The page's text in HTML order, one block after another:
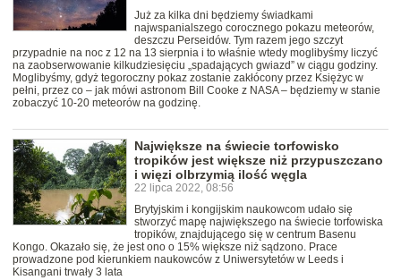
Już za kilka dni będziemy świadkami
najwspanialszego corocznego pokazu meteorów,
deszczu Perseidów. Tym razem jego szczyt
przypadnie na noc z 12 na 13 sierpnia i to właśnie wtedy moglibyśmy liczyć
na zaobserwowanie kilkudziesięciu „spadających gwiazd” w ciągu godziny.
Moglibyśmy, gdyż tegoroczny pokaz zostanie zakłócony przez Księżyc w
pełni, przez co – jak mówi astronom Bill Cooke z NASA – będziemy w stanie
zobaczyć 10-20 meteorów na godzinę.
Największe na świecie torfowisko
tropików jest większe niż przypuszczano
i więzi olbrzymią ilość węgla
22 lipca 2022, 08:56
Brytyjskim i kongijskim naukowcom udało się
stworzyć mapę największego na świecie torfowiska
tropików, znajdującego się w centrum Basenu
Kongo. Okazało się, że jest ono o 15% większe niż sądzono. Prace
prowadzone pod kierunkiem naukowców z Uniwersytetów w Leeds i
Kisangani trwały 3 lata